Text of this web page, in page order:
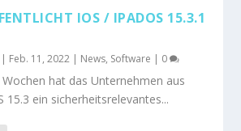
IOS / IPADOS 15.3.1
| Feb. 11, 2022 | News, Software | 0
hat das Unternehmen aus
15.3 ein sicherheitsrelevantes...